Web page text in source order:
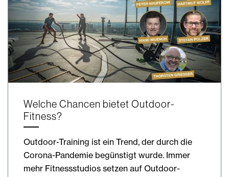
Welche Chancen bietet Outdoor-
Fitness?
Outdoor-Training ist ein Trend, der durch die
Corona-Pandemie begünstigt wurde. Immer
mehr Fitnessstudios setzen auf Outdoor-